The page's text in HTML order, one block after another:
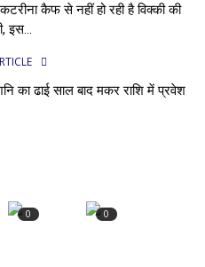
कैफ से नहीं हो रही है विक्की की
इस...
का ढाई साल बाद मकर राशि में प्रवेश
0 0